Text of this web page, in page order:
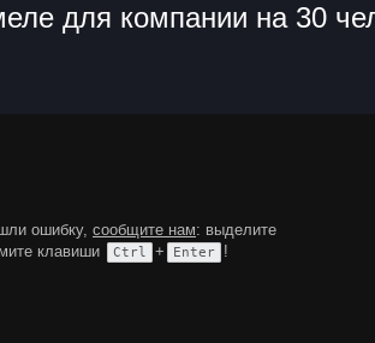
для компании на 30
ошибку, сообщите нам: выделите
клавиши
Ctrl + Enter !